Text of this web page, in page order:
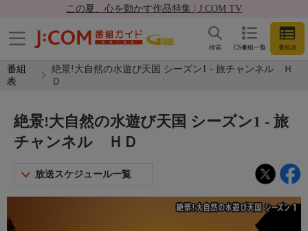
この夏、心を動かす作品特集 | J:COM TV
CS番組一覧 番組表
検索
番組
表
絶景!大自然の水遊び天国 シーズン1 - 旅チャンネル Ｈ
Ｄ
絶景!大自然の水遊び天国 シーズン1 - 旅
チャンネル ＨＤ
放送スケジュール一覧